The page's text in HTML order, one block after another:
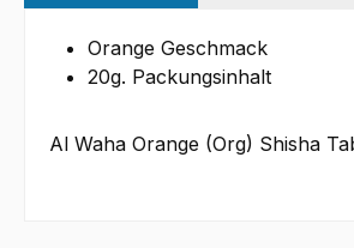
Orange Geschmack
20g. Packungsinhalt
Al Waha Orange (Org) Shisha